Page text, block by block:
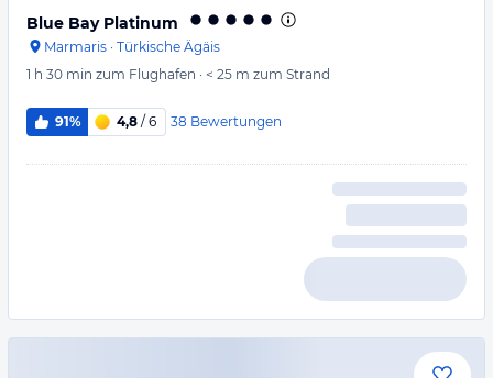
Blue Bay Platinum
Marmaris · Türkische Ägäis
1 h 30 min zum Flughafen · < 25 m zum Strand
91% 4,8 / 6 38 Bewertungen